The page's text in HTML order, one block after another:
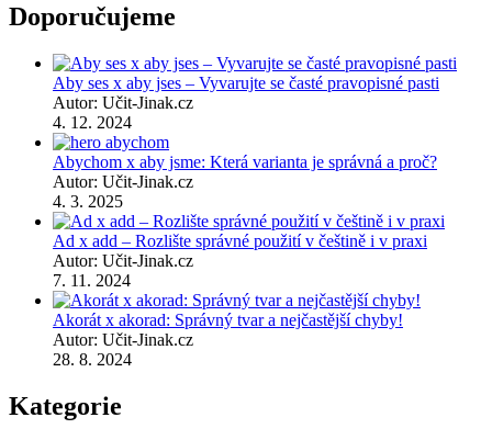
Doporučujeme
Aby ses x aby jses – Vyvarujte se časté pravopisné pasti
Autor: Učit-Jinak.cz
4. 12. 2024
Abychom x aby jsme: Která varianta je správná a proč?
Autor: Učit-Jinak.cz
4. 3. 2025
Ad x add – Rozlište správné použití v češtině i v praxi
Autor: Učit-Jinak.cz
7. 11. 2024
Akorát x akorad: Správný tvar a nejčastější chyby!
Autor: Učit-Jinak.cz
28. 8. 2024
Kategorie